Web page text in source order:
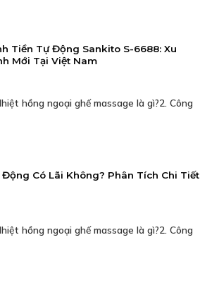
Tiền Tự Động Sankito S-6688: Xu
Mới Tại Việt Nam
hồng ngoại ghế massage là gì?2. Công
Có Lãi Không? Phân Tích Chi Tiết
hồng ngoại ghế massage là gì?2. Công